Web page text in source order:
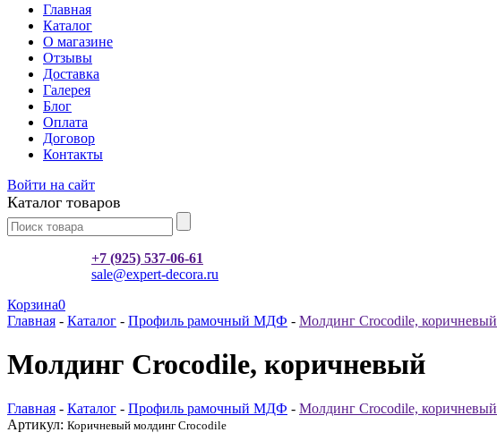
Главная
Каталог
О магазине
Отзывы
Доставка
Галерея
Блог
Оплата
Договор
Контакты
Войти на сайт
Каталог товаров
+7 (925) 537-06-61
sale@expert-decora.ru
Корзина0
Главная - Каталог - Профиль рамочный МДФ - Молдинг Crocodile, коричневый
Молдинг Crocodile, коричневый
Главная - Каталог - Профиль рамочный МДФ - Молдинг Crocodile, коричневый
Артикул: Коричневый молдинг Crocodile